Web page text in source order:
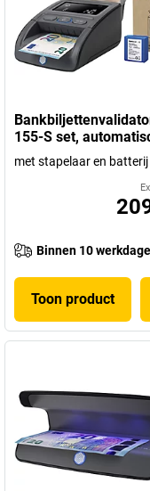
155-S set,
met stapelaar en batterij
Binnen 10
Toon product